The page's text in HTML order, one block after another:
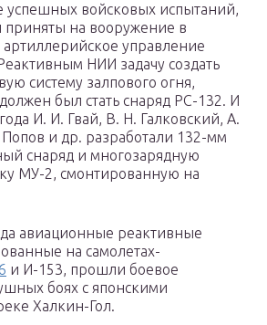
успешных войсковых испытаний,
приняты на вооружение в
управление
НИИ задачу создать
систему залпового огня,
был стать снаряд РС-132. И
И. И. Гвай, В. Н. Галковский, А.
и др. разработали 132-мм
снаряд и многозарядную
МУ-2, смонтированную на
авиационные реактивные
на самолетах-
и И-153, прошли боевое
боях с японскими
Халкин-Гол.